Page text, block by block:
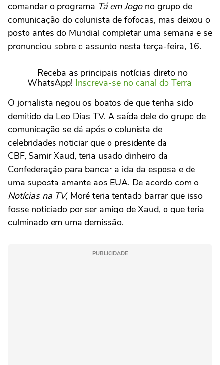
comandar o programa Tá em Jogo no grupo de
comunicação do colunista de fofocas, mas deixou o
posto antes do Mundial completar uma semana e se
pronunciou sobre o assunto nesta terça-feira, 16.
Receba as principais notícias direto no
WhatsApp! Inscreva-se no canal do Terra
O jornalista negou os boatos de que tenha sido
demitido da Leo Dias TV. A saída dele do grupo de
comunicação se dá após o colunista de
celebridades noticiar que o presidente da
CBF, Samir Xaud, teria usado dinheiro da
Confederação para bancar a ida da esposa e de
uma suposta amante aos EUA. De acordo com o
Notícias na TV, Moré teria tentado barrar que isso
fosse noticiado por ser amigo de Xaud, o que teria
culminado em uma demissão.
PUBLICIDADE